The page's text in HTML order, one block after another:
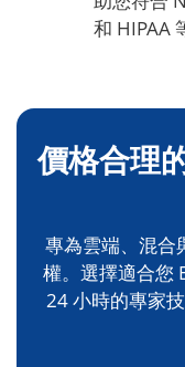
和 HIPAA
價格合理
專為雲端、混合
權。選擇適合您
24 小時的專家